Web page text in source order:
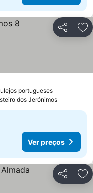
Partilhar
portuguesesVer preços
dos Jerónimos
Ver preços
Partilhar